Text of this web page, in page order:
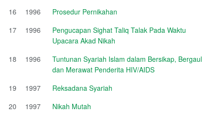
16
1996
Prosedur Pernikahan
17
1996
Pengucapan Sighat Taliq Talak Pada Waktu
Upacara Akad Nikah
18
1996
Tuntunan Syariah Islam dalam Bersikap, Bergaul
dan Merawat Penderita HIV/AIDS
19
1997
Reksadana Syariah
20
1997
Nikah Mutah